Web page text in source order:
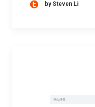
by Steven Li